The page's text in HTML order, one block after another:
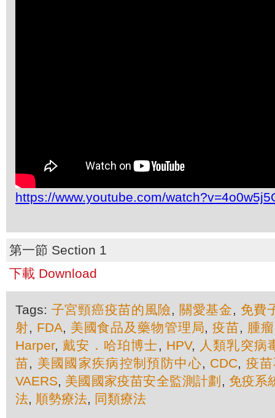
https://www.youtube.com/
第一節 Section 1
下載 Download
Tags: 子宮頸癌疫苗的風險, 關愛基金, 免費
射, FDA, 美國食品及藥物管理局,疫苗, 腫瘤
Harper,戴安．哈珀博士, HPV, 人類乳突病
苗, 美國國家疾病控制預防中心, CDC, 疫
VAERS, 美國國家疫苗安全監測計劃 , 免疫系
法, 順勢療法, 同類療法